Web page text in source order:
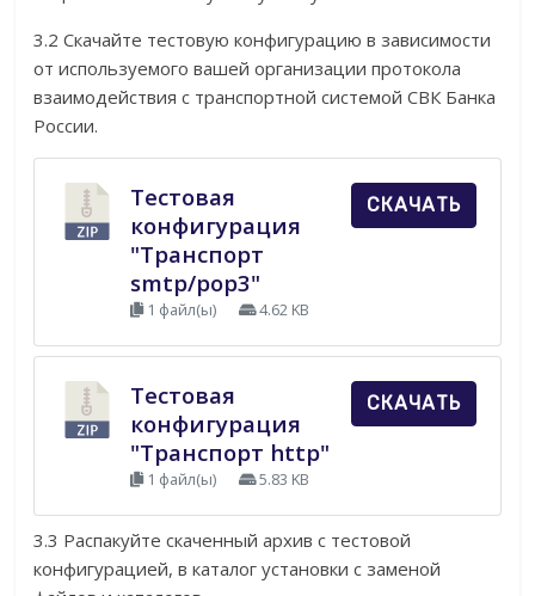
3.2 Cкачайте тестовую конфигурацию в зависимости
от используемого вашей организации протокола
взаимодействия с транспортной системой СВК Банка
России.
Тестовая
конфигурация
"Транспорт
smtp/pop3"
1 файл(ы) 4.62 KB
СКАЧАТЬ
Тестовая
конфигурация
"Транспорт http"
1 файл(ы) 5.83 KB
СКАЧАТЬ
3.3 Распакуйте скаченный архив с тестовой
конфигурацией, в каталог установки с заменой